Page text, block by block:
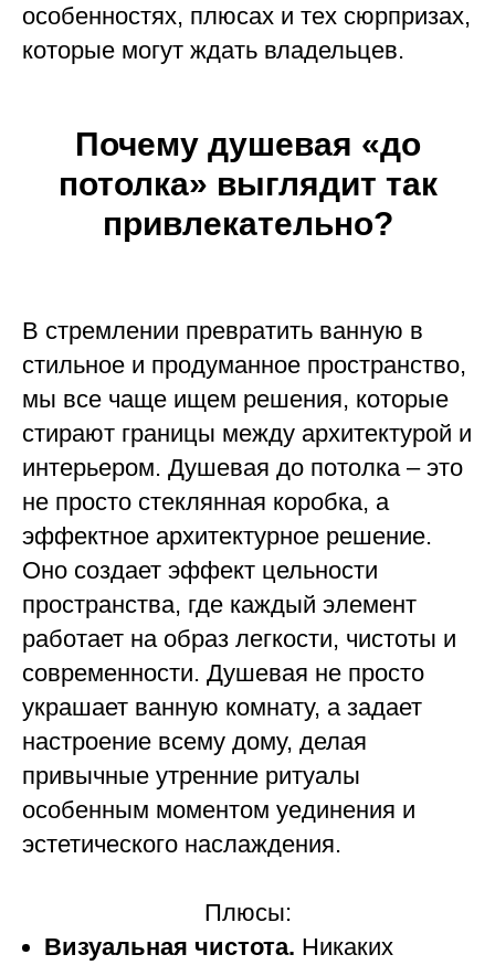
особенностях, плюсах и тех сюрпризах,
которые могут ждать владельцев.
Почему душевая «до
потолка» выглядит так
привлекательно?
В стремлении превратить ванную в
стильное и продуманное пространство,
мы все чаще ищем решения, которые
стирают границы между архитектурой и
интерьером. Душевая до потолка – это
не просто стеклянная коробка, а
эффектное архитектурное решение.
Оно создает эффект цельности
пространства, где каждый элемент
работает на образ легкости, чистоты и
современности. Душевая не просто
украшает ванную комнату, а задает
настроение всему дому, делая
привычные утренние ритуалы
особенным моментом уединения и
эстетического наслаждения.
Плюсы:
Визуальная чистота. Никаких